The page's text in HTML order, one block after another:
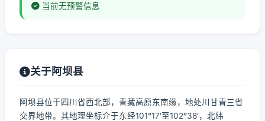
当前无预警信息
关于阿坝县
阿坝县位于四川省西北部，青藏高原东南缘，地处川甘青三省
交界地带。其地理坐标介于东经101°17′至102°38′，北纬